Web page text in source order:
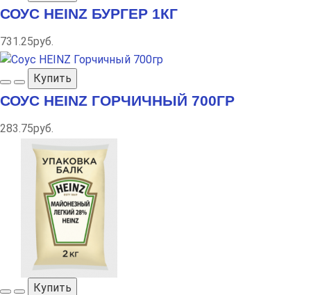
СОУС HEINZ БУРГЕР 1КГ
731.25руб.
Купить
СОУС HEINZ ГОРЧИЧНЫЙ 700ГР
283.75руб.
Купить